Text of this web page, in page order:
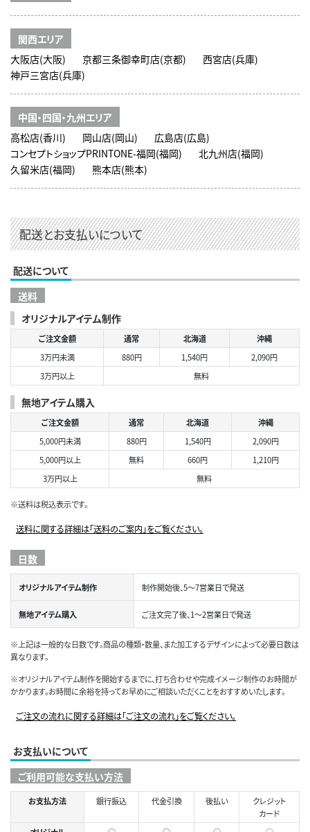
関西エリア
大阪店(大阪)
京都三条御幸町店(京都)
西宮店(兵庫)
神戸三宮店(兵庫)
中国・四国・九州エリア
高松店(香川)
岡山店(岡山)
広島店(広島)
コンセプトショップPRINTONE-福岡(福岡)
北九州店(福岡)
久留米店(福岡)
熊本店(熊本)
配送とお支払いについて
配送について
送料
オリジナルアイテム制作
ご注文金額 通常 北海道
沖縄
3万円未満
880円 1,540円
2,090円
3万円以上
無料
無地アイテム購入
ご注文金額 通常 北海道
沖縄
5,000円未満
880円 1,540円
2,090円
5,000円以上
無料 660円
1,210円
3万円以上
無料
※送料は税込表示です。
送料に関する詳細は「送料のご案内」をご覧ください。
日数
オリジナルアイテム制作 制作開始後、5～7営業日で発送
無地アイテム購入 ご注文完了後、1～2営業日で発送
※上記は一般的な日数です。商品の種類・数量、また加工するデザインによって必要日数は
異なります。
※オリジナルアイテム制作を開始するまでに、打ち合わせや完成イメージ制作のお時間が
かかります。お時間に余裕を持ってお早めにご相談いただくことをおすすめいたします。
ご注文の流れに関する詳細は「ご注文の流れ」をご覧ください。
お支払いについて
ご利用可能な支払い方法
お支払方法 銀行振込 代金引換 後払い
クレジット
カード